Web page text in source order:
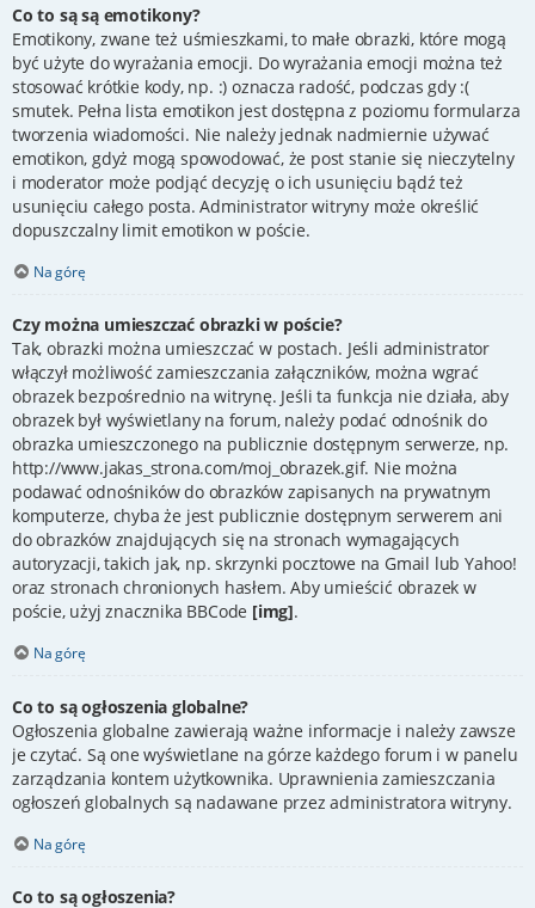
Co to są są emotikony?
Emotikony, zwane też uśmieszkami, to małe obrazki, które mogą
być użyte do wyrażania emocji. Do wyrażania emocji można też
stosować krótkie kody, np. :) oznacza radość, podczas gdy :(
smutek. Pełna lista emotikon jest dostępna z poziomu formularza
tworzenia wiadomości. Nie należy jednak nadmiernie używać
emotikon, gdyż mogą spowodować, że post stanie się nieczytelny
i moderator może podjąć decyzję o ich usunięciu bądź też
usunięciu całego posta. Administrator witryny może określić
dopuszczalny limit emotikon w poście.
Na górę
Czy można umieszczać obrazki w poście?
Tak, obrazki można umieszczać w postach. Jeśli administrator
włączył możliwość zamieszczania załączników, można wgrać
obrazek bezpośrednio na witrynę. Jeśli ta funkcja nie działa, aby
obrazek był wyświetlany na forum, należy podać odnośnik do
obrazka umieszczonego na publicznie dostępnym serwerze, np.
http://www.jakas_strona.com/moj_obrazek.gif. Nie można
podawać odnośników do obrazków zapisanych na prywatnym
komputerze, chyba że jest publicznie dostępnym serwerem ani
do obrazków znajdujących się na stronach wymagających
autoryzacji, takich jak, np. skrzynki pocztowe na Gmail lub Yahoo!
oraz stronach chronionych hasłem. Aby umieścić obrazek w
poście, użyj znacznika BBCode [img].
Na górę
Co to są ogłoszenia globalne?
Ogłoszenia globalne zawierają ważne informacje i należy zawsze
je czytać. Są one wyświetlane na górze każdego forum i w panelu
zarządzania kontem użytkownika. Uprawnienia zamieszczania
ogłoszeń globalnych są nadawane przez administratora witryny.
Na górę
Co to są ogłoszenia?